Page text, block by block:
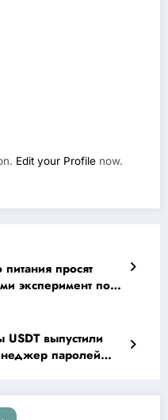
Edit your Profile now.
просят
эксперимент по
выпустили
паролей